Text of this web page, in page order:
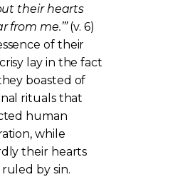
their hearts
from me.’”(v. 6)
of their
lay in the fact
boasted of
rituals that
human
while
their hearts
by sin.